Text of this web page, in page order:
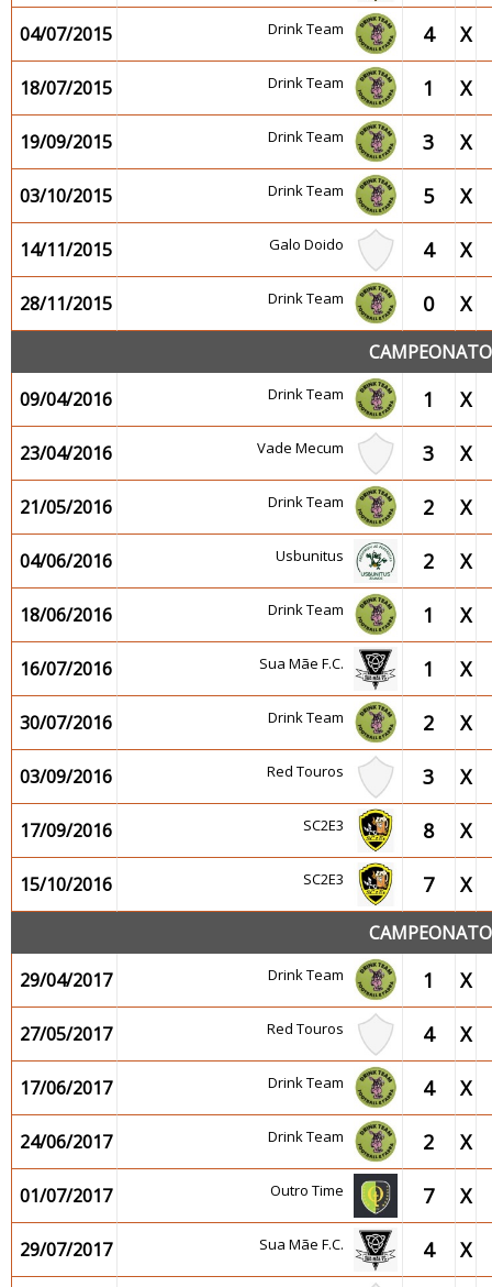
04/07/2015 Drink Team 4 X
18/07/2015 Drink Team 1 X
19/09/2015 Drink Team 3 X
03/10/2015 Drink Team 5 X
14/11/2015 Galo Doido 4 X
28/11/2015 Drink Team 0 X
09/04/2016
Drink Team 1 X
23/04/2016 Vade Mecum 3 X
21/05/2016 Drink Team 2 X
04/06/2016 Usbunitus 2 X
18/06/2016 Drink Team 1 X
16/07/2016 Sua Mãe F.C. 1 X
30/07/2016 Drink Team 2 X
03/09/2016 Red Touros 3 X
17/09/2016 SC2E3 8 X
15/10/2016 SC2E3 7 X
29/04/2017
Drink Team 1 X
27/05/2017 Red Touros 4 X
17/06/2017 Drink Team 4 X
24/06/2017 Drink Team 2 X
01/07/2017 Outro Time 7 X
29/07/2017 Sua Mãe F.C. 4 X